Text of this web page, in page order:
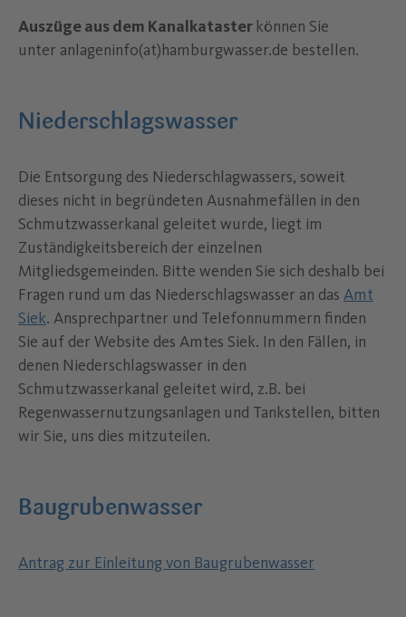
Auszüge aus dem Kanalkataster können Sie
unter anlageninfo(at)hamburgwasser.de bestellen.
Niederschlagswasser
Die Entsorgung des Niederschlagwassers, soweit
dieses nicht in begründeten Ausnahmefällen in den
Schmutzwasserkanal geleitet wurde, liegt im
Zuständigkeitsbereich der einzelnen
Mitgliedsgemeinden. Bitte wenden Sie sich deshalb bei
Fragen rund um das Niederschlagswasser an das Amt
Siek. Ansprechpartner und Telefonnummern finden
Sie auf der Website des Amtes Siek. In den Fällen, in
denen Niederschlagswasser in den
Schmutzwasserkanal geleitet wird, z.B. bei
Regenwassernutzungsanlagen und Tankstellen, bitten
wir Sie, uns dies mitzuteilen.
Baugrubenwasser
Antrag zur Einleitung von Baugrubenwasser